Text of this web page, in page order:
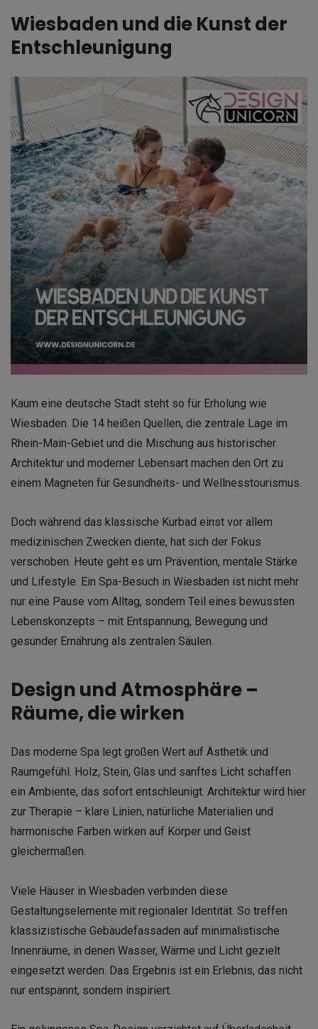
Wiesbaden und die Kunst der
Entschleunigung
Kaum eine deutsche Stadt steht so für Erholung wie
Wiesbaden. Die 14 heißen Quellen, die zentrale Lage im
Rhein-Main-Gebiet und die Mischung aus historischer
Architektur und moderner Lebensart machen den Ort zu
einem Magneten für Gesundheits- und Wellnesstourismus.
Doch während das klassische Kurbad einst vor allem
medizinischen Zwecken diente, hat sich der Fokus
verschoben. Heute geht es um Prävention, mentale Stärke
und Lifestyle. Ein Spa-Besuch in Wiesbaden ist nicht mehr
nur eine Pause vom Alltag, sondern Teil eines bewussten
Lebenskonzepts – mit Entspannung, Bewegung und
gesunder Ernährung als zentralen Säulen.
Design und Atmosphäre –
Räume, die wirken
Das moderne Spa legt großen Wert auf Ästhetik und
Raumgefühl. Holz, Stein, Glas und sanftes Licht schaffen
ein Ambiente, das sofort entschleunigt. Architektur wird hier
zur Therapie – klare Linien, natürliche Materialien und
harmonische Farben wirken auf Körper und Geist
gleichermaßen.
Viele Häuser in Wiesbaden verbinden diese
Gestaltungselemente mit regionaler Identität. So treffen
klassizistische Gebäudefassaden auf minimalistische
Innenräume, in denen Wasser, Wärme und Licht gezielt
eingesetzt werden. Das Ergebnis ist ein Erlebnis, das nicht
nur entspannt, sondern inspiriert.